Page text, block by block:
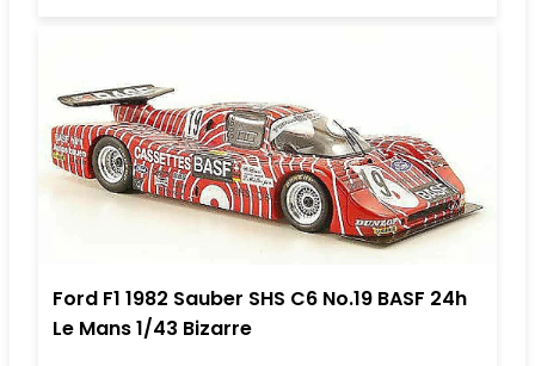
Ford F1 1982 Sauber SHS C6 No.19 BASF 24h
Le Mans 1/43 Bizarre